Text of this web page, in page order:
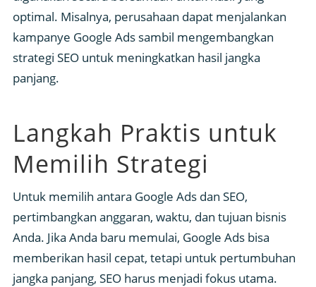
optimal. Misalnya, perusahaan dapat menjalankan
kampanye Google Ads sambil mengembangkan
strategi SEO untuk meningkatkan hasil jangka
panjang.
Langkah Praktis untuk
Memilih Strategi
Untuk memilih antara Google Ads dan SEO,
pertimbangkan anggaran, waktu, dan tujuan bisnis
Anda. Jika Anda baru memulai, Google Ads bisa
memberikan hasil cepat, tetapi untuk pertumbuhan
jangka panjang, SEO harus menjadi fokus utama.